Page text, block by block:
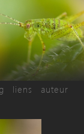
liens
auteur